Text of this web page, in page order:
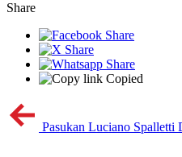
Share
Copied
Pasukan Luciano